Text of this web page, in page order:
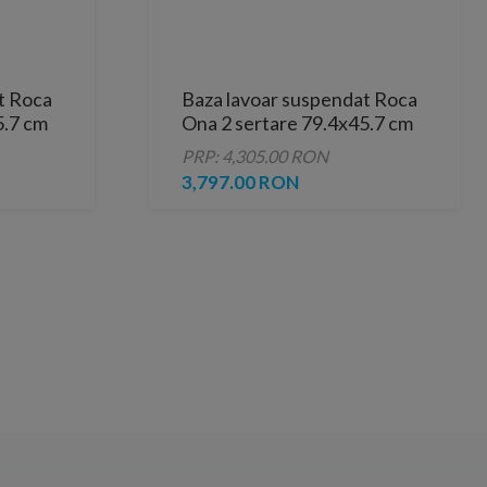
Roca
cm
in
Baza lavoar suspendat Roca
Ona 2 sertare 79.4x45.7 cm
gri mat
PRP: 4,305.00 RON
3,797.00 RON